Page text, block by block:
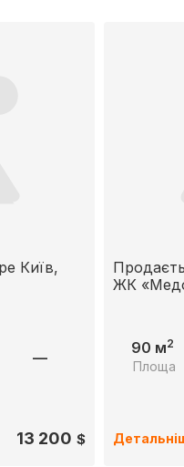
Київ,
—
13 200 $
ЖК
90 м2
Площа